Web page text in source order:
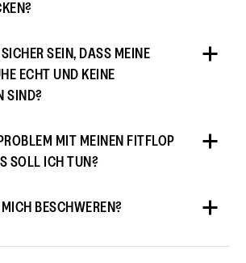
SEIN, DASS MEINE
ECHT UND KEINE
SIND?
MIT MEINEN FITFLOP
SOLL ICH TUN?
BESCHWEREN?